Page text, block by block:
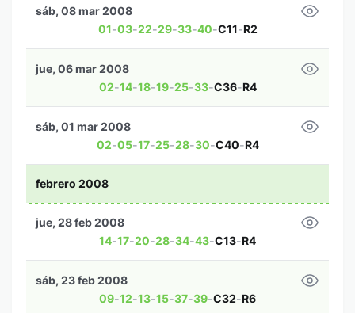
01-03-22-29-33-40-C11-R2
sáb, 08 mar 2008
02-14-18-19-25-33-C36-R4
jue, 06 mar 2008
02-05-17-25-28-30-C40-R4
sáb, 01 mar 2008
febrero 2008
14-17-20-28-34-43-C13-R4
jue, 28 feb 2008
09-12-13-15-37-39-C32-R6
sáb, 23 feb 2008